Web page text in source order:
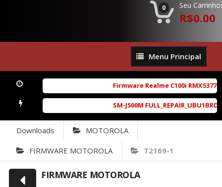
0 Seu Carrinho:
R$0.00
Menu
Principal
Menu Principal
Firmware Realme C100i
SM-J500M
Downloads MOTOROLA
FIRMWARE MOTOROLA T2169-1
FIRMWARE MOTOROLA